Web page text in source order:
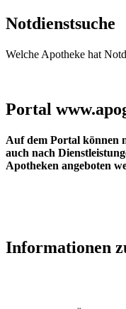
Notdienstsuche
Welche Apotheke hat
Portal
Auf dem Portal können
auch nach
Apotheken angeboten
Informationen